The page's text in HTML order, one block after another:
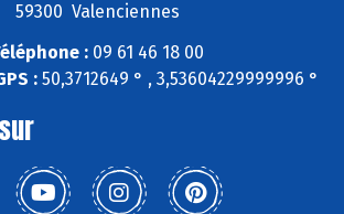
59300 Valenciennes
: 09 61 46 18 00
:50,3712649 ° , 3,53604229999996 °